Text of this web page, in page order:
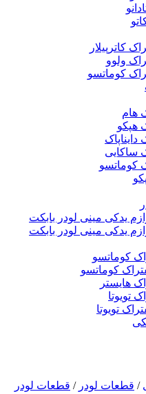
لودر بابکت
لودر بابکت
/قطعات لودر